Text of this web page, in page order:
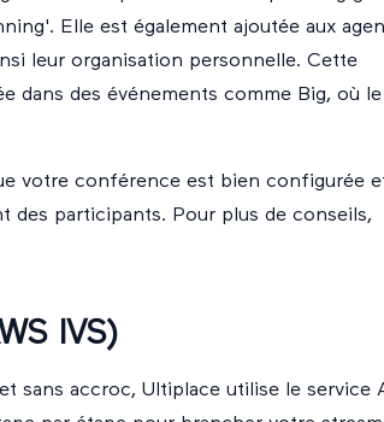
Elle est également ajoutée aux
leur organisation personnelle. Cette
dans des événements comme Big, où
votre conférence est bien configurée
des participants. Pour plus de conseils,
IVS)
sans accroc, Ultiplace utilise le service